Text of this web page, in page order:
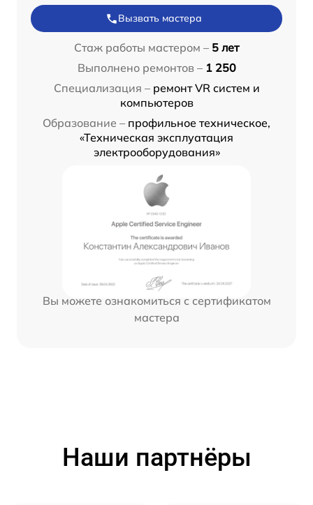
Вызвать мастера
Стаж работы мастером – 5 лет
Выполнено ремонтов – 1 250
Специализация – ремонт VR систем и
компьютеров
Образование – профильное техническое,
«Техническая эксплуатация
электрооборудования»
Вы можете ознакомиться с сертификатом
мастера
Наши партнёры